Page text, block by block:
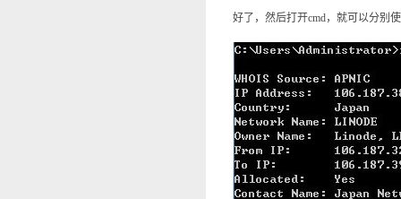
好了，然后打开cmd，就可以分别